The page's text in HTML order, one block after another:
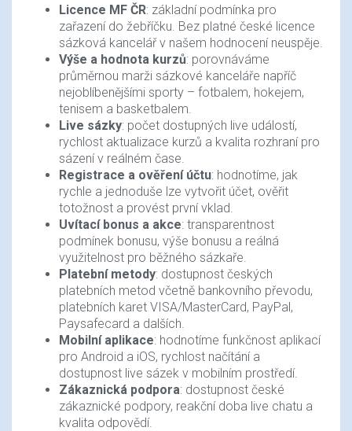
Licence MF ČR: základní podmínka pro
zařazení do žebříčku. Bez platné české licence
sázková kancelář v našem hodnocení neuspěje.
Výše a hodnota kurzů: porovnáváme
průměrnou marži sázkové kanceláře napříč
nejoblíbenějšími sporty – fotbalem, hokejem,
tenisem a basketbalem.
Live sázky: počet dostupných live událostí,
rychlost aktualizace kurzů a kvalita rozhraní pro
sázení v reálném čase.
Registrace a ověření účtu: hodnotíme, jak
rychle a jednoduše lze vytvořit účet, ověřit
totožnost a provést první vklad.
Uvítací bonus a akce: transparentnost
podmínek bonusu, výše bonusu a reálná
využitelnost pro běžného sázkaře.
Platební metody: dostupnost českých
platebních metod včetně bankovního převodu,
platebních karet VISA/MasterCard, PayPal,
Paysafecard a dalších.
Mobilní aplikace: hodnotíme funkčnost aplikací
pro Android a iOS, rychlost načítání a
dostupnost live sázek v mobilním prostředí.
Zákaznická podpora: dostupnost české
zákaznické podpory, reakční doba live chatu a
kvalita odpovědí.